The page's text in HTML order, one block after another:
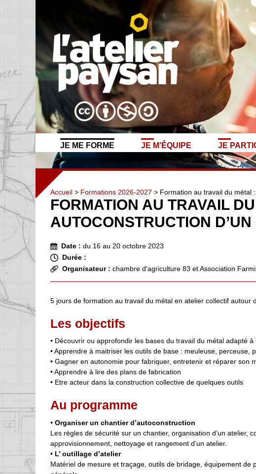
JE ME FORME JE M’ÉQUIPE JE
Accueil > Formations 2026-2027 > Formation au travail du métal
FORMATION AU TRAVAIL
AUTOCONSTRUCTION
Date : du 16 au 20 octobre 2023
Durée :
Organisateur : chambre d'agriculture 83 et Association
5 jours de formation au travail du métal en atelier collectif autour
Les objectifs
• Découvrir ou approfondir les bases du travail du métal adapté à
• Apprendre à maitriser les outils de base : meuleuse, perceuse,
• Gagner en autonomie pour fabriquer, entretenir et réparer son
• Apprendre à lire des plans de fabrication
• Etre acteur dans la construction collective de quelques outils
Au programme
• Organiser un chantier d’autoconstruction
Les règles de sécurité sur un chantier, organisation d’un atelier,
approvisionnement, nettoyage et rangement d’un atelier.
• L’ outillage d’atelier
Matériel de mesure et traçage, outils de bridage, équipement de